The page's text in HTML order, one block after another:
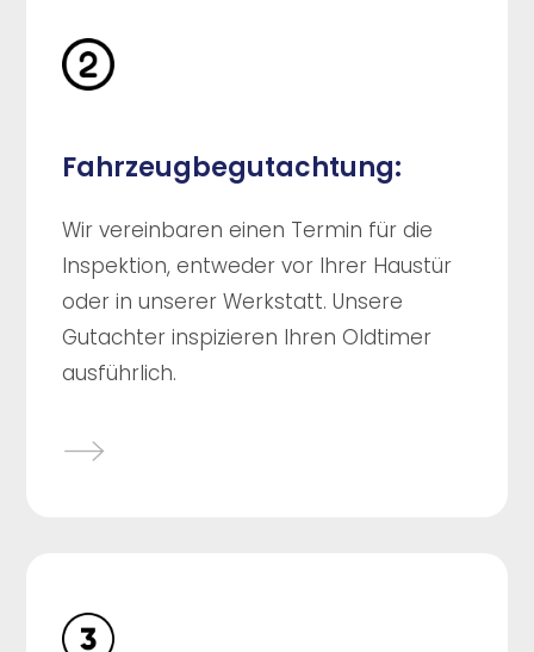
Fahrzeugbegutachtung:
Wir vereinbaren einen Termin für die
Inspektion, entweder vor Ihrer Haustür
oder in unserer Werkstatt. Unsere
Gutachter inspizieren Ihren Oldtimer
ausführlich.